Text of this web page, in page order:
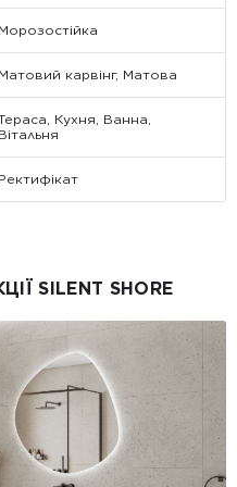
Морозостійка
Матовий карвінг, Матова
Кухня, Ванна,
Вітальня
Ректифікат
SILENT SHORE